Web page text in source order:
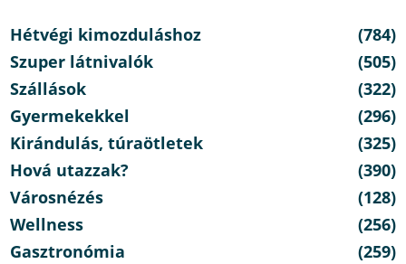
Hétvégi kimozduláshoz
(784)
Szuper látnivalók
(505)
Szállások
(322)
Gyermekekkel
(296)
Kirándulás, túraötletek
(325)
Hová utazzak?
(390)
Városnézés
(128)
Wellness
(256)
Gasztronómia
(259)